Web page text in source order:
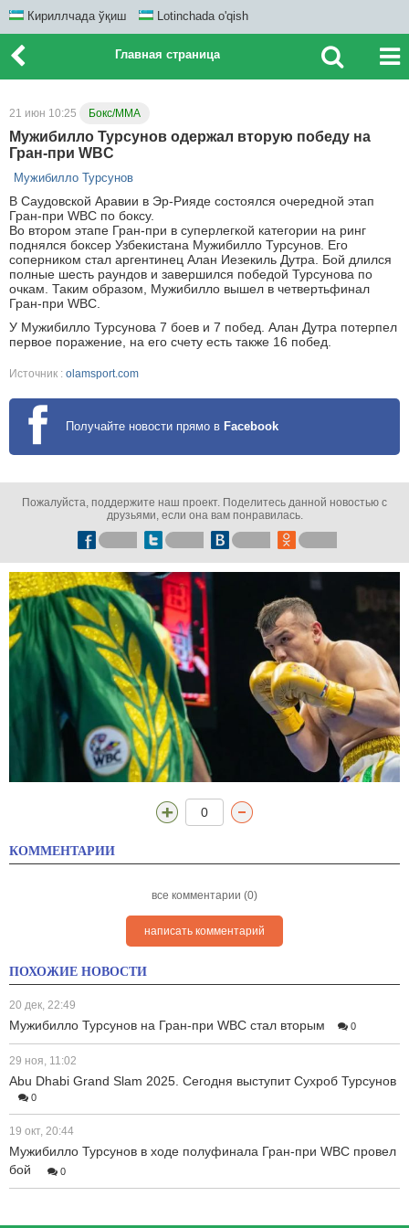
Кириллчада ўқиш Lotinchada o'qish
Главная страница
21 июн 10:25 Бокс/ММА
Мужибилло Турсунов одержал вторую победу на
Гран-при WBC
Мужибилло Турсунов
В Саудовской Аравии в Эр-Рияде состоялся очередной этап
Гран-при WBC по боксу.
Во втором этапе Гран-при в суперлегкой категории на ринг
поднялся боксер Узбекистана Мужибилло Турсунов. Его
соперником стал аргентинец Алан Иезекиль Дутра. Бой длился
полные шесть раундов и завершился победой Турсунова по
очкам. Таким образом, Мужибилло вышел в четвертьфинал
Гран-при WBC.
У Мужибилло Турсунова 7 боев и 7 побед. Алан Дутра потерпел
первое поражение, на его счету есть также 16 побед.
Источник : olamsport.com
Получайте новости прямо в Facebook
Пожалуйста, поддержите наш проект. Поделитесь данной новостью с
друзьями, если она вам понравилась.
0
КОММЕНТАРИИ
все комментарии (0)
написать комментарий
ПОХОЖИЕ НОВОСТИ
20 дек, 22:49
Мужибилло Турсунов на Гран-при WBC стал вторым 0
29 ноя, 11:02
Abu Dhabi Grand Slam 2025. Сегодня выступит Сухроб Турсунов
0
19 окт, 20:44
Мужибилло Турсунов в ходе полуфинала Гран-при WBC провел
бой
0